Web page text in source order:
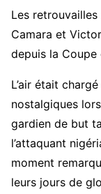
Les
Camara et
depuis la Coupe
L’air était
nostalgiques
gardien de but
l’attaquant
moment
leurs jours de